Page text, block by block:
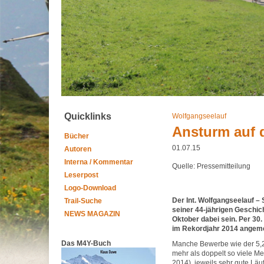
Quicklinks
Bücher
Autoren
Interna / Kommentar
Leserpost
Logo-Download
Trail-Suche
NEWS MAGAZIN
Das M4Y-Buch
Wolfgangseelauf
Ansturm auf
01.07.15
Quelle: Pressemitteilung
Der Int. Wolfgangseelauf
seiner 44‐jährigen
Oktober dabei sein. Per
im Rekordjahr 2014
Manche Bewerbe wie der
mehr als doppelt so viele